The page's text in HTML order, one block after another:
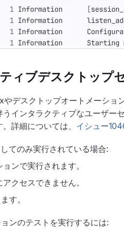
1 Information [
1 Information
1 Information
1 Information      Starting
ィブデスクトップ
デスクトップオートメーショ
インタラクティブなユーザー
詳細については、 イシュー
てのみ実行されている場合:
ンで実行されます。
クセスできません。
す。
ンのテストを実行するには: